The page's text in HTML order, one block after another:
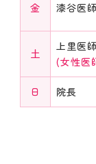
窪田 峻 医師
2026年4月6
診療時間
■ 火曜日
金 漆谷医
土
上里医
(女性医
日 院長